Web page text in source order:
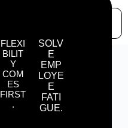
FLEXI
BILIT
Y
COM
ES
FIRST
.
SOLV
E
EMP
LOYE
E
FATI
GUE.